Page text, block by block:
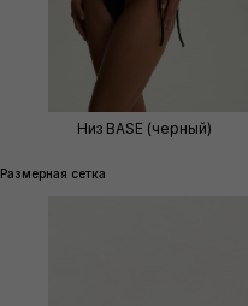
Низ BASE (черный)
Размерная сетка